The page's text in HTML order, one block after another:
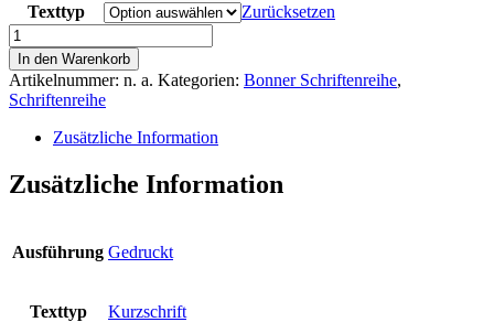
Texttyp
Zurücksetzen
Weltmacht
Geld
Menge
In den Warenkorb
Artikelnummer: n. a. Kategorien: Bonner Schriftenreihe,
Schriftenreihe
Zusätzliche Information
Zusätzliche Information
Ausführung Gedruckt
Texttyp Kurzschrift